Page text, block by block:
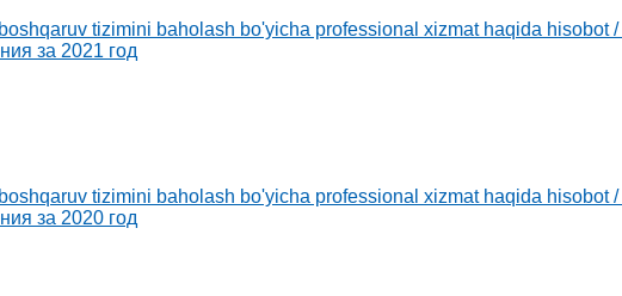
tizimini baholash bo'yicha professional xizmat haqida hisobot
за 2021 год
tizimini baholash bo'yicha professional xizmat haqida hisobot
за 2020 год